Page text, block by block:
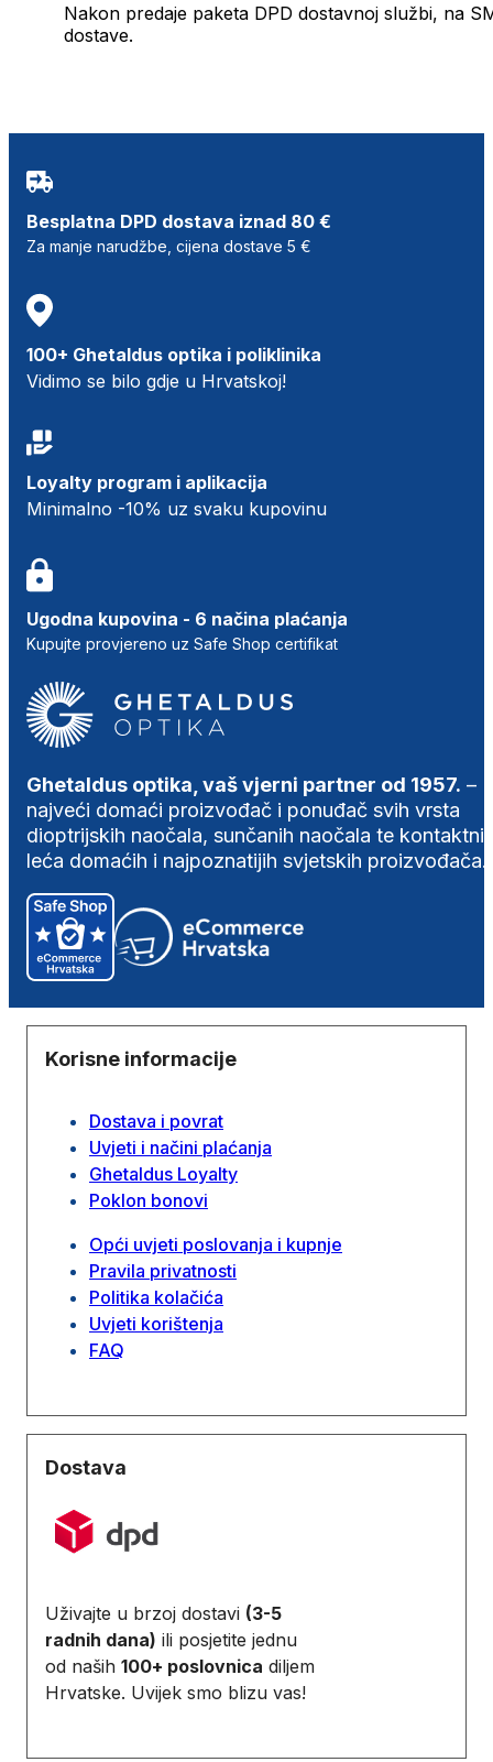
Nakon predaje paketa DPD dostavnoj službi, na
dostave.
Besplatna DPD dostava iznad 80 €
Za manje narudžbe, cijena dostave 5 €
100+ Ghetaldus optika i poliklinika
Vidimo se bilo gdje u Hrvatskoj!
Loyalty program i aplikacija
Minimalno -10% uz svaku kupovinu
Ugodna kupovina - 6 načina plaćanja
Kupujte provjereno uz Safe Shop certifikat
Ghetaldus optika, vaš vjerni partner od 1957. –
najveći domaći proizvođač i ponuđač svih vrsta
dioptrijskih naočala, sunčanih naočala te
leća domaćih i najpoznatijih svjetskih proizvođača.
Korisne informacije
Dostava i povrat
Uvjeti i načini plaćanja
Ghetaldus Loyalty
Poklon bonovi
Opći uvjeti poslovanja i kupnje
Pravila privatnosti
Politika kolačića
Uvjeti korištenja
FAQ
Dostava
Uživajte u brzoj dostavi (3-5
radnih dana) ili posjetite jednu
od naših 100+ poslovnica diljem
Hrvatske. Uvijek smo blizu vas!